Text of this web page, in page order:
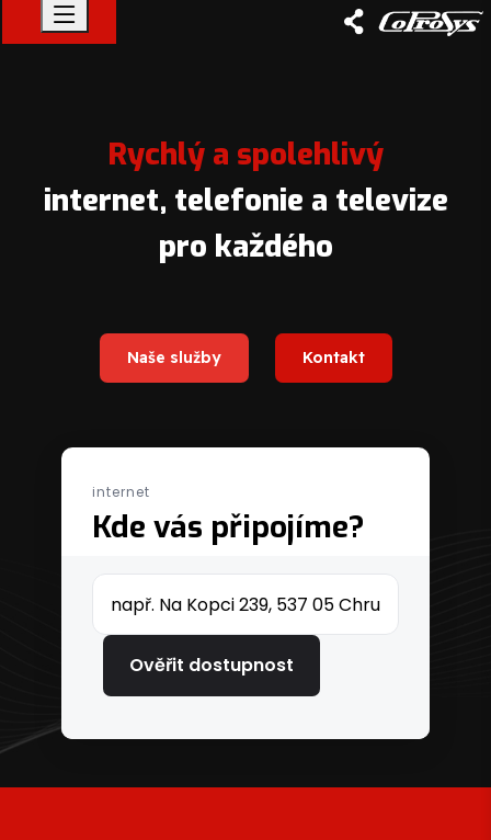
Rychlý a spolehlivý
internet, telefonie a televize
pro každého
Naše služby Kontakt
internet
Kde vás připojíme?
Adresa nebo PSČ
Ověřit dostupnost